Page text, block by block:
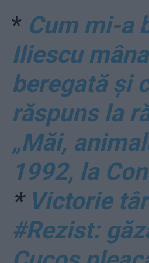
* Cum mi-a
Iliescu
beregată și
răspuns la
„Măi,
1992, la
* Victorie
#Rezist: